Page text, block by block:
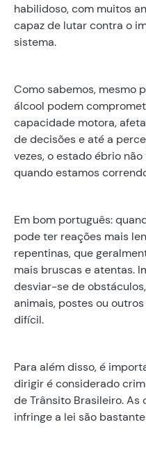
habilidoso, com muitos
capaz de lutar contra o
sistema.
Como sabemos, mesmo
álcool podem
capacidade motora,
de decisões e até a
vezes, o estado ébrio
quando estamos
Em bom português:
pode ter reações mais
repentinas, que
mais bruscas e atentas.
desviar-se de
animais, postes ou
difícil.
Para além disso, é
dirigir é considerado
de Trânsito Brasileiro.
infringe a lei são